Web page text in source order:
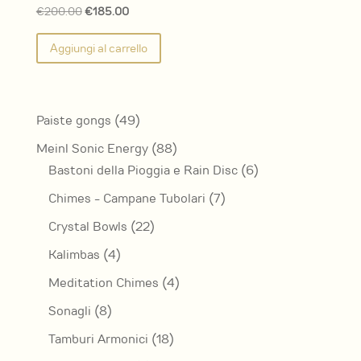
€200.00Il
prezzo
originale
era:
€185.00Il
prezzo
attuale
è:
Aggiungi al carrello
Paiste gongs 4949
prodotti
Meinl Sonic Energy 8888
prodotti
Bastoni della Pioggia e Rain Disc 66
Chimes - Campane Tubolari 77
Crystal Bowls 2222
Kalimbas 44
prodotti
Meditation Chimes 44
Sonagli 88
prodotti
Tamburi Armonici 1818